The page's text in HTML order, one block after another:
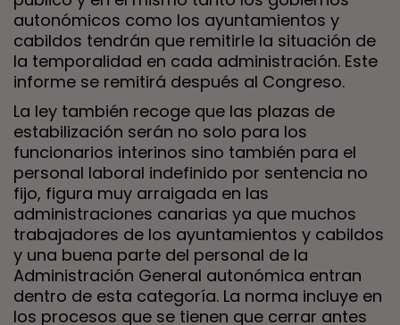
autonómicos como los ayuntamientos y
cabildos tendrán que remitirle la situación de
la temporalidad en cada administración. Este
informe se remitirá después al Congreso.
La ley también recoge que las plazas de
estabilización serán no solo para los
funcionarios interinos sino también para el
personal laboral indefinido por sentencia no
fijo, figura muy arraigada en las
administraciones canarias ya que muchos
trabajadores de los ayuntamientos y cabildos
y una buena parte del personal de la
Administración General autonómica entran
dentro de esta categoría. La norma incluye en
los procesos que se tienen que cerrar antes